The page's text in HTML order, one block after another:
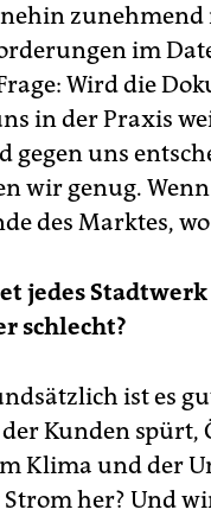
im
Wird die
in der Praxis
gegen uns
wir genug.
des Marktes,
jedes
schlecht?
ist es
Kunden spürt,
Klima und der
her? Und